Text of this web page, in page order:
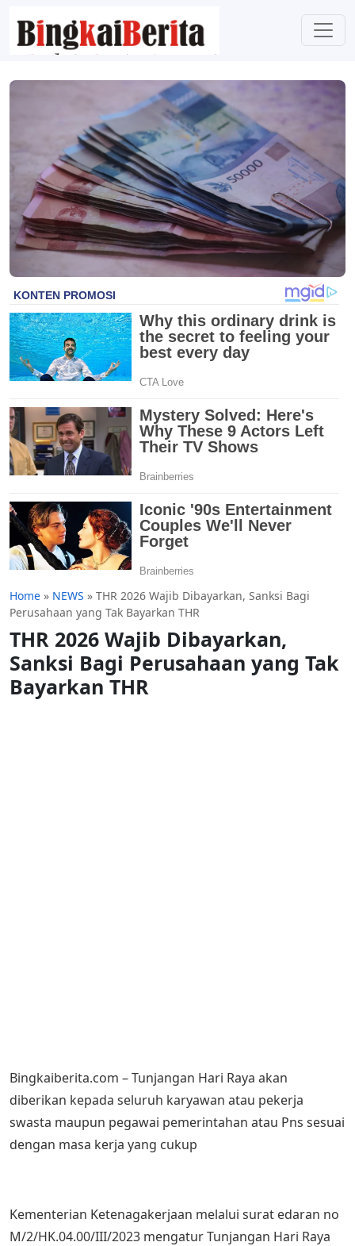
Home » NEWS » THR 2026 Wajib Dibayarkan, Sanksi Bagi
Perusahaan yang Tak Bayarkan THR
THR 2026 Wajib Dibayarkan,
Sanksi Bagi Perusahaan yang Tak
Bayarkan THR
Bingkaiberita.com – Tunjangan Hari Raya akan
diberikan kepada seluruh karyawan atau pekerja
swasta maupun pegawai pemerintahan atau Pns sesuai
dengan masa kerja yang cukup
Kementerian Ketenagakerjaan melalui surat edaran no
M/2/HK.04.00/III/2023 mengatur Tunjangan Hari Raya